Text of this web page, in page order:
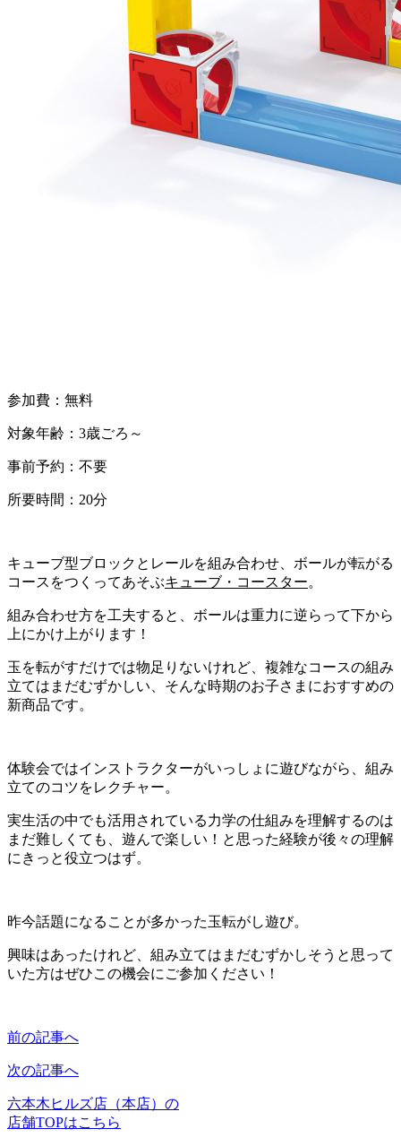
参加費：無料
対象年齢：3歳ごろ～
事前予約：不要
所要時間：20分
キューブ型ブロックとレールを組み合わせ、ボールが転がる
コースをつくってあそぶキューブ・コースター。
組み合わせ方を工夫すると、ボールは重力に逆らって下から
上にかけ上がります！
玉を転がすだけでは物足りないけれど、複雑なコースの組み
立てはまだむずかしい、そんな時期のお子さまにおすすめの
新商品です。
体験会ではインストラクターがいっしょに遊びながら、組み
立てのコツをレクチャー。
実生活の中でも活用されている力学の仕組みを理解するのは
まだ難しくても、遊んで楽しい！と思った経験が後々の理解
にきっと役立つはず。
昨今話題になることが多かった玉転がし遊び。
興味はあったけれど、組み立てはまだむずかしそうと思って
いた方はぜひこの機会にご参加ください！
前の記事へ
次の記事へ
六本木ヒルズ店（本店）の
店舗TOPはこちら